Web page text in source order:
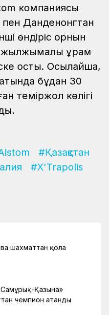
компаниясы
Данденонгтан
өндіріс орнын
жылжымалы құрам
қосты. Осылайша,
бұдан 30
теміржол көлігі
#Қазақстан
#X'Trapolis
шахматтан қола
Қазына»
чемпион атанды